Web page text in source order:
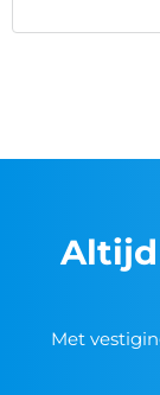
Altijd
Met